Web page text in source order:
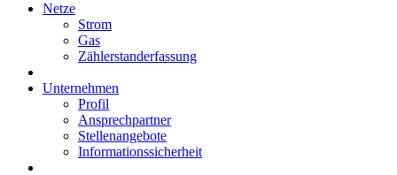
Netze
Strom
Gas
Zählerstanderfassung
Unternehmen
Profil
Ansprechpartner
Stellenangebote
Informationssicherheit